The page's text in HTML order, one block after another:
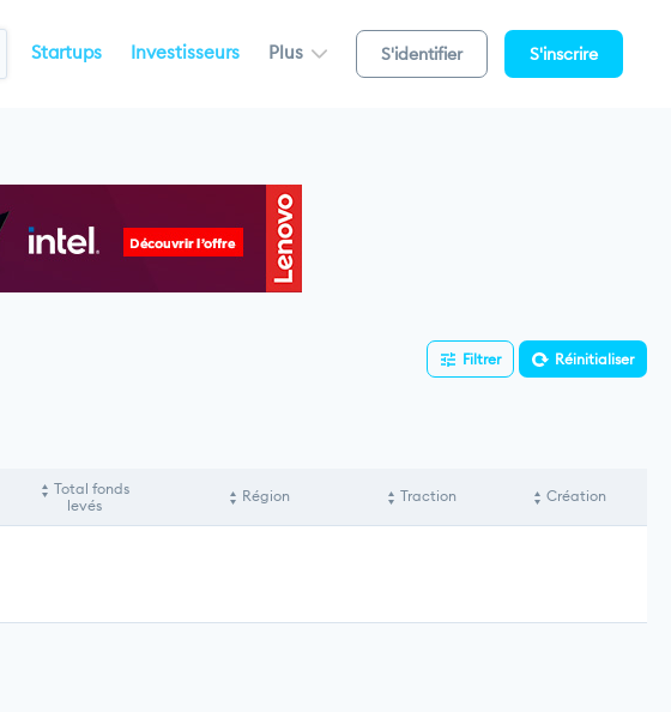
Startups Investisseurs Plus S'identifier S'inscrire
Filtrer Réinitialiser
Total fonds
levés
Région Traction Création